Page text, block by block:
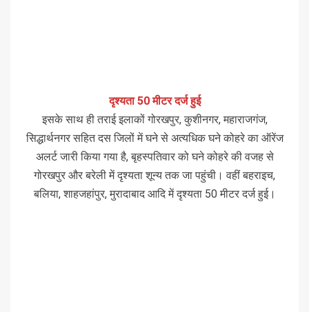
दृश्यता 50 मीटर दर्ज हुई
इसके साथ ही तराई इलाकों गोरखपुर, कुशीनगर, महाराजगंज,
सिद्धार्थनगर सहित दस जिलों में घने से अत्यधिक घने कोहरे का ऑरेंज
अलर्ट जारी किया गया है, बृहस्पतिवार को घने कोहरे की वजह से
गोरखपुर और बरेली में दृश्यता शून्य तक जा पहुंची। वहीं बहराइच,
बलिया, शाहजहांपुर, मुरादाबाद आदि में दृश्यता 50 मीटर दर्ज हुई।